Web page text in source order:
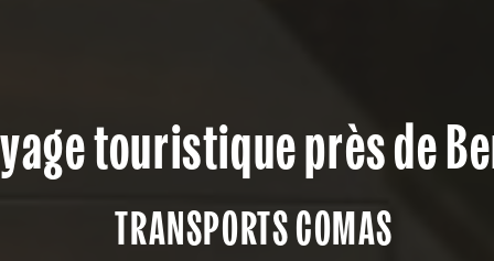
touristique près de
TRANSPORTS COMAS